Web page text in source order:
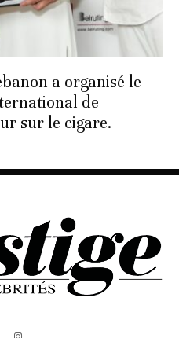
a organisé le
de
sur le cigare.